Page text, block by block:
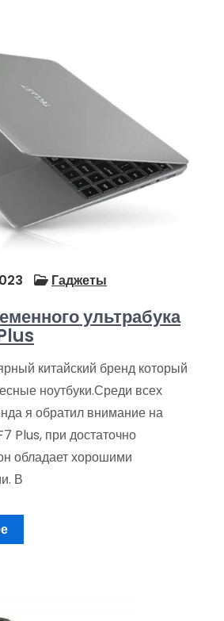
Гаджеты
ультрабука
китайский бренд который
ноутбуки.Среди всех
я обратил внимание на
Plus, при достаточно
обладает хорошими
В